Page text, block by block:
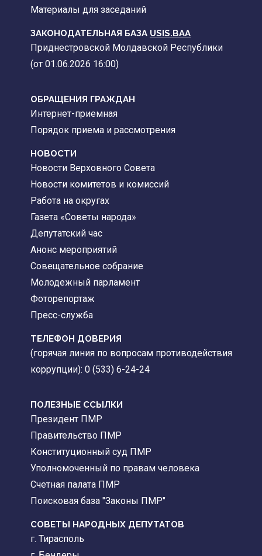
Материалы для заседаний
ЗАКОНОДАТЕЛЬНАЯ БАЗА USIS.BAA
Приднестровской Молдавской Республики
(от 01.06.2026 16:00)
ОБРАЩЕНИЯ ГРАЖДАН
Интернет-приемная
Порядок приема и рассмотрения
НОВОСТИ
Новости Верховного Совета
Новости комитетов и комиссий
Работа на округах
Газета «Советы народа»
Депутатский час
Анонс мероприятий
Совещательное собрание
Молодежный парламент
Фоторепортаж
Пресс-служба
ТЕЛЕФОН ДОВЕРИЯ
(горячая линия по вопросам противодействия
коррупции): 0 (533) 6-24-24
ПОЛЕЗНЫЕ ССЫЛКИ
Президент ПМР
Правительство ПМР
Конституционный суд ПМР
Уполномоченный по правам человека
Счетная палата ПМР
Поисковая база "Законы ПМР"
СОВЕТЫ НАРОДНЫХ ДЕПУТАТОВ
г. Тирасполь